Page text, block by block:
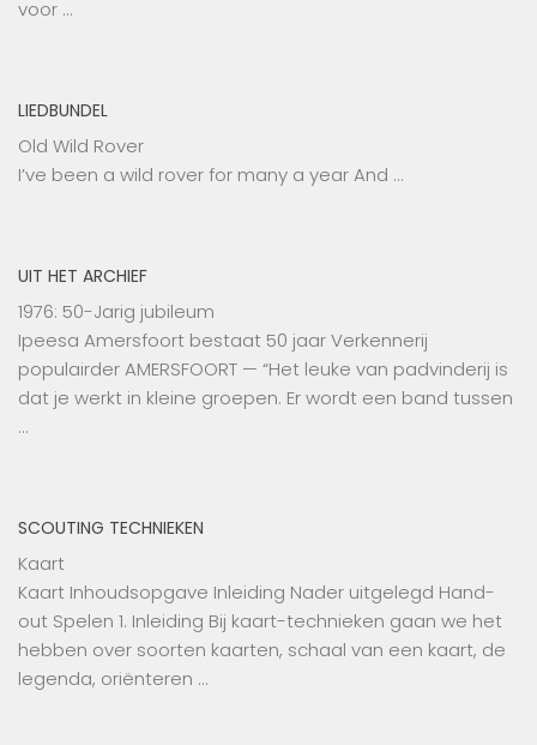
voor …
LIEDBUNDEL
Old Wild Rover
I’ve been a wild rover for many a year And …
UIT HET ARCHIEF
1976: 50-Jarig jubileum
Ipeesa Amersfoort bestaat 50 jaar Verkennerij
populairder AMERSFOORT — “Het leuke van padvinderij is
dat je werkt in kleine groepen. Er wordt een band tussen
…
SCOUTING TECHNIEKEN
Kaart
Kaart Inhoudsopgave Inleiding Nader uitgelegd Hand-
out Spelen 1. Inleiding Bij kaart-technieken gaan we het
hebben over soorten kaarten, schaal van een kaart, de
legenda, oriënteren …